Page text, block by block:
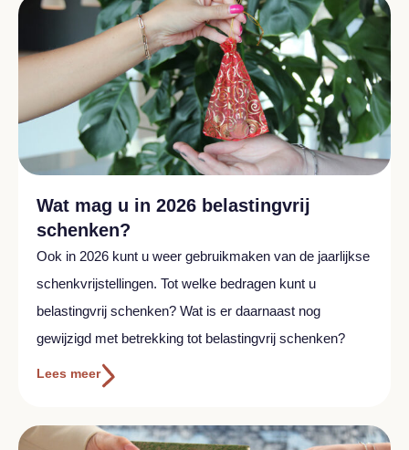
Wat mag u in 2026 belastingvrij
schenken?
Ook in 2026 kunt u weer gebruikmaken van de jaarlijkse
schenkvrijstellingen. Tot welke bedragen kunt u
belastingvrij schenken? Wat is er daarnaast nog
gewijzigd met betrekking tot belastingvrij schenken?
Lees meer